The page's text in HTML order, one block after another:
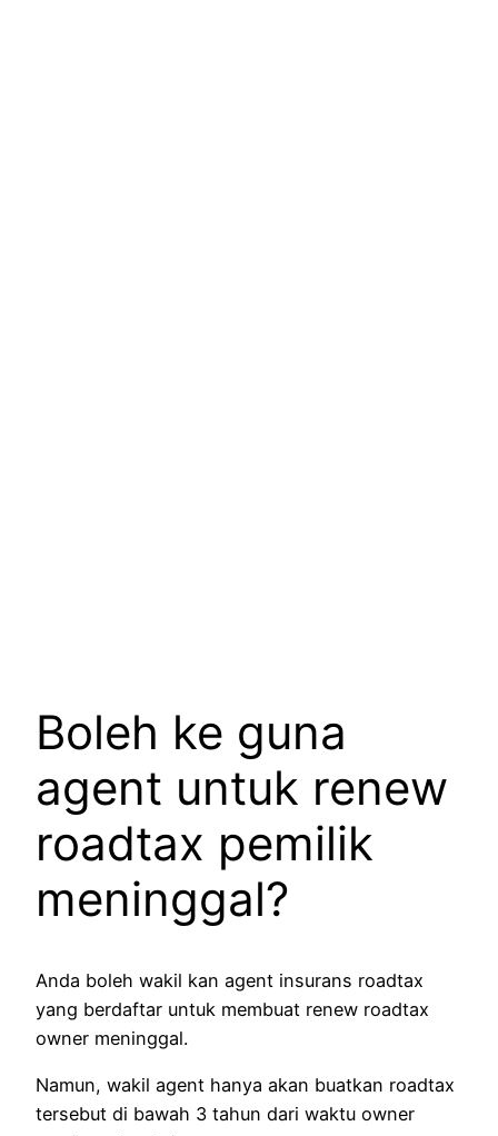
Boleh ke guna
agent untuk renew
roadtax pemilik
meninggal?
Anda boleh wakil kan agent insurans roadtax
yang berdaftar untuk membuat renew roadtax
owner meninggal.
Namun, wakil agent hanya akan buatkan roadtax
tersebut di bawah 3 tahun dari waktu owner